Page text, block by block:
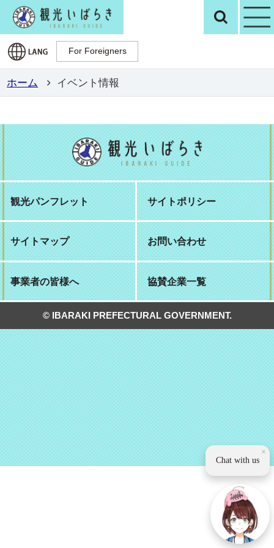
観光いばらき検
For Foreigners
For Foreigners
ホーム イベント情報
観光パンフレット サイトポリシー
サイトマップ お問い合わせ
事業者の皆様へ 協賛企業一覧
© IBARAKI PREFECTURAL GOVERNMENT.
×
Chat with us